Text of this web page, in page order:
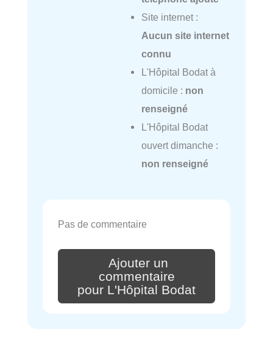
Site internet :
Aucun site internet
connu
L'Hôpital Bodat à
domicile : non
renseigné
L'Hôpital Bodat
ouvert dimanche :
non renseigné
Pas de commentaire
Ajouter un
commentaire
pour L'Hôpital Bodat